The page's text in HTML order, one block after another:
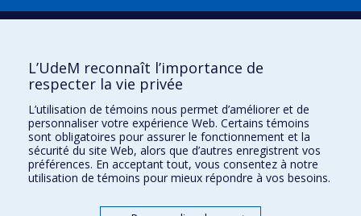
Direction de la prévention et de la
Nous joindre
Carrières
Lois, directives, règlements et normes
Plan du site
Confidentialité
L’UdeM reconnaît l’importance de
respecter la vie privée
L’utilisation de témoins nous permet d’améliorer et de
personnaliser votre expérience Web. Certains témoins
sont obligatoires pour assurer le fonctionnement et la
sécurité du site Web, alors que d’autres enregistrent vos
préférences. En acceptant tout, vous consentez à notre
utilisation de témoins pour mieux répondre à vos besoins.